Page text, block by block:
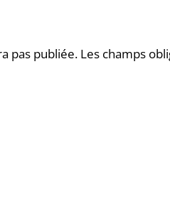
pas publiée. Les champs